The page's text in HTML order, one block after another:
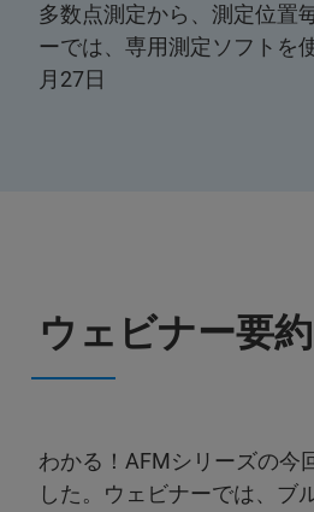
多数点測定から、測定位置
ーでは、専用測定ソフトを
月27日
ウェビナー要約
わかる！AFMシリーズの今
した。ウェビナーでは、ブ